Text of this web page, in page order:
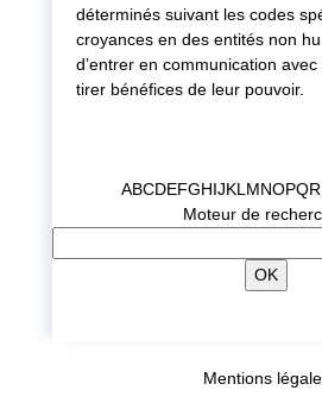
déterminés suivant les codes
croyances en des entités non
d’entrer en communication
tirer bénéfices de leur pouvoir.
ABCDEFGHIJKL MNOPQR
Moteur de
Mentions